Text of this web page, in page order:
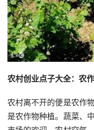
农村创业点子大全：农
农村离不开的便是农作
是农作物种植。蔬菜、